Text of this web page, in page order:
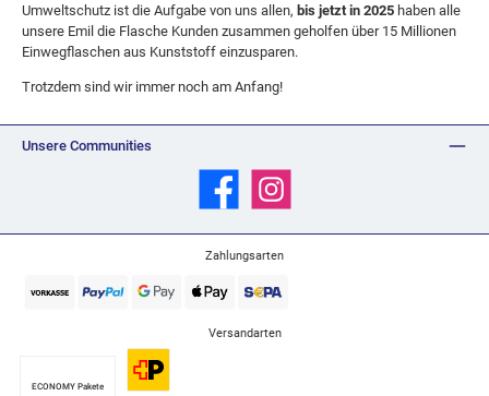
Umweltschutz ist die Aufgabe von uns allen, bis jetzt in 2025 haben alle
unsere Emil die Flasche Kunden zusammen geholfen über 15 Millionen
Einwegflaschen aus Kunststoff einzusparen.
Trotzdem sind wir immer noch am Anfang!
Unsere Communities
Facebook Instagram
Zahlungsarten
Versandarten
ECONOMY Pakete